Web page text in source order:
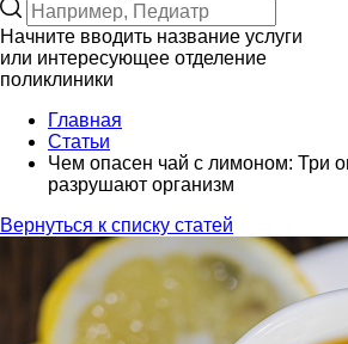
Начните вводить название услуги
или интересующее отделение
поликлиники
Главная
Статьи
Чем опасен чай с лимоном: Три
разрушают организм
Вернуться к списку статей